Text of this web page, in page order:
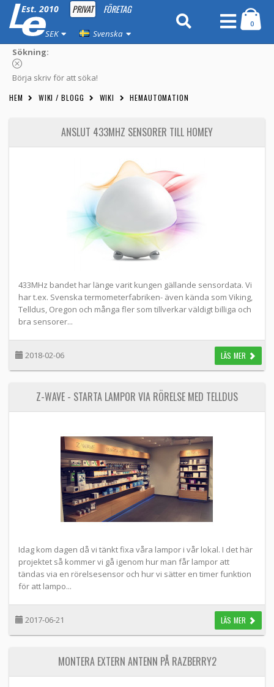
Est. 2010 PRIVAT FÖRETAG
SEK Svenska
0
Sökning:
Börja skriv för att söka!
HEM WIKI / BLOGG WIKI HEMAUTOMATION
ANSLUT 433MHZ SENSORER TILL HOMEY
433MHz bandet har länge varit kungen gällande sensordata. Vi
har t.ex. Svenska termometerfabriken- även kända som Viking,
Telldus, Oregon och många fler som tillverkar väldigt billiga och
bra sensorer...
2018-02-06 LÄS MER
Z-WAVE - STARTA LAMPOR VIA RÖRELSE MED TELLDUS
Idag kom dagen då vi tänkt fixa våra lampor i vår lokal. I det här
projektet så kommer vi gå igenom hur man får lampor att
tändas via en rörelsesensor och hur vi sätter en timer funktion
för att lampo...
2017-06-21 LÄS MER
MONTERA EXTERN ANTENN PÅ RAZBERRY2